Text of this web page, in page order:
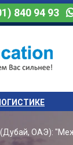
840 94 93
ОАЭ):